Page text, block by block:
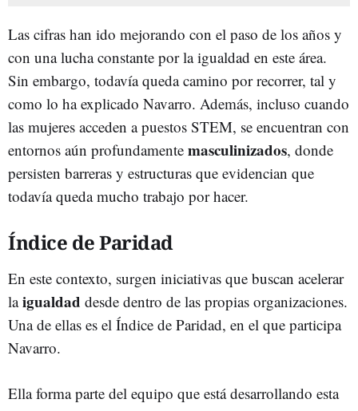
Las cifras han ido mejorando con el paso de los años y
con una lucha constante por la igualdad en este área.
Sin embargo, todavía queda camino por recorrer, tal y
como lo ha explicado Navarro. Además, incluso cuando
las mujeres acceden a puestos STEM, se encuentran con
entornos aún profundamente masculinizados, donde
persisten barreras y estructuras que evidencian que
todavía queda mucho trabajo por hacer.
Índice de Paridad
En este contexto, surgen iniciativas que buscan acelerar
laigualdad desde dentro de las propias organizaciones.
Una de ellas es el Índice de Paridad, en el que participa
Navarro.
Ella forma parte del equipo que está desarrollando esta